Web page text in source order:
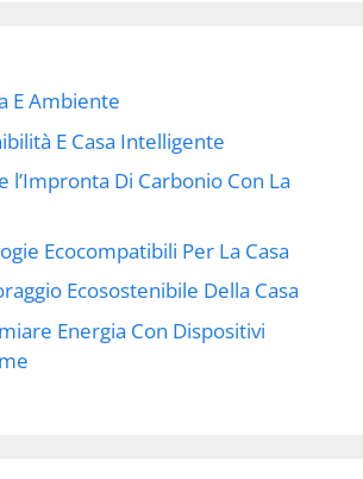
E Ambiente
E Casa Intelligente
l’Impronta Di Carbonio Con La
Ecocompatibili Per La Casa
Ecosostenibile Della Casa
Energia Con Dispositivi